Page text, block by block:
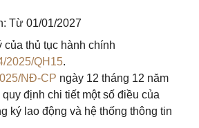
Từ 01/01/2027
thủ tục hành chính
2025/QH15.
NĐ-CP ngày 12 tháng 12 năm
định chi tiết một số điều của
ký lao động và hệ thống thông tin